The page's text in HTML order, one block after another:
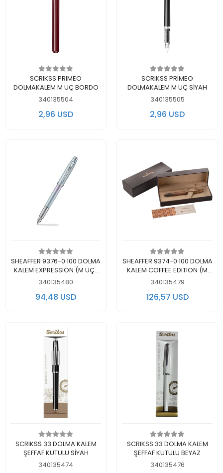
Add to cart
SCRIKSS PRIMEO
DOLMAKALEM M UÇ BORDO
340135504
2,96 USD
Add to cart
SCRIKSS PRIMEO
DOLMAKALEM M UÇ SİYAH
340135505
2,96 USD
Add to cart
SHEAFFER 9376-0 100 DOLMA
KALEM EXPRESSION (M UÇ)
MAVİ-PEMBE SEDEFLİ RENK
340135480
94,48 USD
Add to cart
SHEAFFER 9374-0 100 DOLMA
KALEM COFFEE EDITION (M
UÇ) KAHVERENGİ LÜKS
340135479
126,57 USD
Add to cart
SCRIKSS 33 DOLMA KALEM
ŞEFFAF KUTULU SİYAH
340135474
Add to cart
SCRIKSS 33 DOLMA KALEM
ŞEFFAF KUTULU BEYAZ
340135476